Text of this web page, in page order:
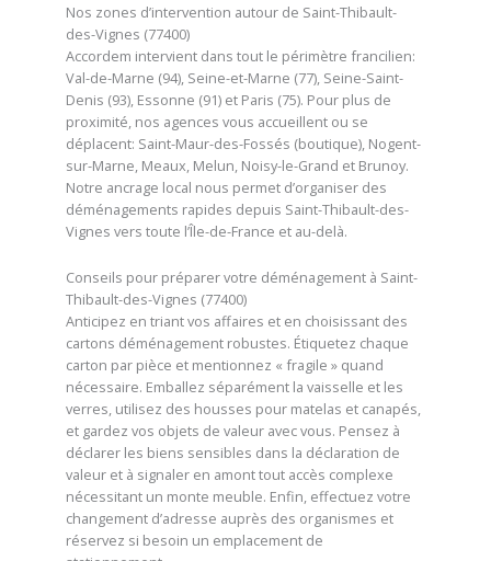
Nos zones d’intervention autour de Saint-Thibault-
des-Vignes (77400)
Accordem intervient dans tout le périmètre francilien:
Val-de-Marne (94), Seine-et-Marne (77), Seine-Saint-
Denis (93), Essonne (91) et Paris (75). Pour plus de
proximité, nos agences vous accueillent ou se
déplacent: Saint-Maur-des-Fossés (boutique), Nogent-
sur-Marne, Meaux, Melun, Noisy-le-Grand et Brunoy.
Notre ancrage local nous permet d’organiser des
déménagements rapides depuis Saint-Thibault-des-
Vignes vers toute l’Île-de-France et au-delà.
Conseils pour préparer votre déménagement à Saint-
Thibault-des-Vignes (77400)
Anticipez en triant vos affaires et en choisissant des
cartons déménagement robustes. Étiquetez chaque
carton par pièce et mentionnez « fragile » quand
nécessaire. Emballez séparément la vaisselle et les
verres, utilisez des housses pour matelas et canapés,
et gardez vos objets de valeur avec vous. Pensez à
déclarer les biens sensibles dans la déclaration de
valeur et à signaler en amont tout accès complexe
nécessitant un monte meuble. Enfin, effectuez votre
changement d’adresse auprès des organismes et
réservez si besoin un emplacement de